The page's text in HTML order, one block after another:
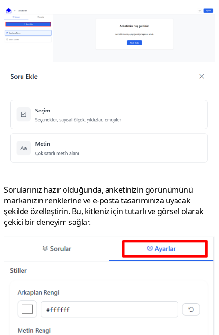
Sorularınız hazır olduğunda, anketinizin görünümünü
markanızın renklerine ve e-posta tasarımınıza uyacak
şekilde özelleştirin. Bu, kitleniz için tutarlı ve görsel olarak
çekici bir deneyim sağlar.